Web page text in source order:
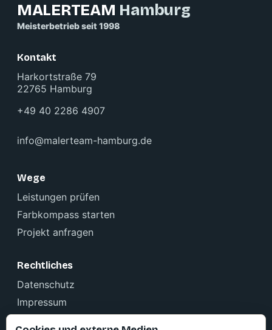
MALERTEAM Hamburg
Meisterbetrieb seit 1998
Kontakt
Harkortstraße 79
22765 Hamburg
+49 40 2286 4907
info@malerteam-hamburg.de
Wege
Leistungen prüfen
Farbkompass starten
Projekt anfragen
Rechtliches
Datenschutz
Impressum